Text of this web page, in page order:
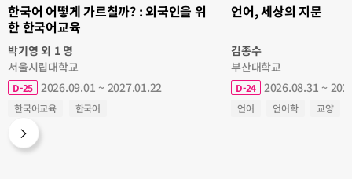
위
한
한
국
어
교
육
한국어 어떻게 가르칠까? : 외국인을 위
한 한국어교육
박기영 외 1 명
서울시립대학교
D-25 2026.09.01 ~ 2027.01.22
한국어교육 한국어
언어, 세상의 지문
김종수
부산대학교
D-24 2026.08.31 ~
언어 언어학 교양